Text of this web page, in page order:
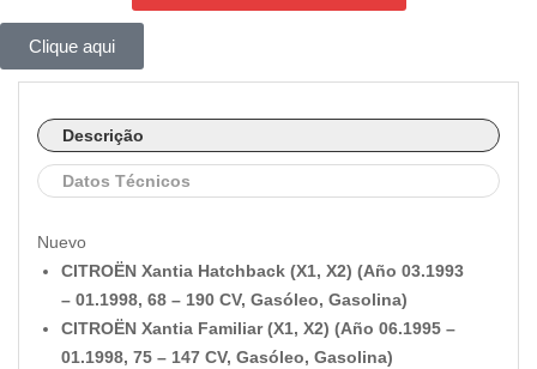
Clique aqui
Descrição
Datos Técnicos
Nuevo
CITROËN Xantia Hatchback (X1, X2) (Año 03.1993
– 01.1998, 68 – 190 CV, Gasóleo, Gasolina)
CITROËN Xantia Familiar (X1, X2) (Año 06.1995 –
01.1998, 75 – 147 CV, Gasóleo, Gasolina)